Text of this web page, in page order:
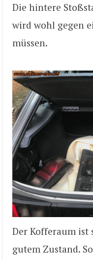
Die hintere
wird wohl gegen
müssen.
Der Kofferaum ist
gutem Zustand.